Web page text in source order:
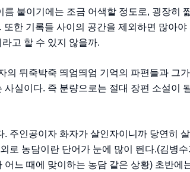
름 붙이기에는 조금 어색할 정도로, 굉장히
또한 기록들 사이의 공간을 제외하면 많아
고 할 수 있지 않을까.
의 뒤죽박죽 띄엄띄엄 기억의 파편들과 그
사실이다. 즉 분량으로는 절대 장편 소설이
주인공이자 화자가 살인자이니까 당연히
로 농담이란 단어가 눈에 많이 띈다.(김병
어느 때에 맞이하는 농담 같은 상황) 초반에